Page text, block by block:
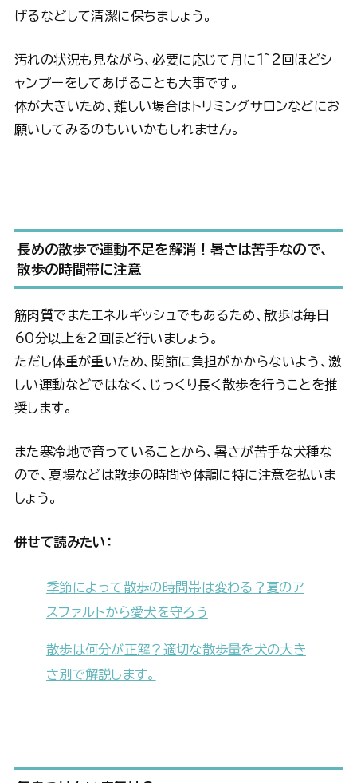
げるなどして清潔に保ちましょう。
汚れの状況も見ながら、必要に応じて月に1~2回ほどシ
ャンプーをしてあげることも大事です。
体が大きいため、難しい場合はトリミングサロンなどにお
願いしてみるのもいいかもしれません。
長めの散歩で運動不足を解消！ 暑さは苦手なので、
散歩の時間帯に注意
筋肉質でまたエネルギッシュでもあるため、散歩は毎日
60分以上を2回ほど行いましょう。
ただし体重が重いため、関節に負担がかからないよう、激
しい運動などではなく、じっくり長く散歩を行うことを推
奨します。
また寒冷地で育っていることから、暑さが苦手な犬種な
ので、夏場などは散歩の時間や体調に特に注意を払いま
しょう。
併せて読みたい：
季節によって散歩の時間帯は変わる？夏のア
スファルトから愛犬を守ろう
散歩は何分が正解？適切な散歩量を犬の大き
さ別で解説します。